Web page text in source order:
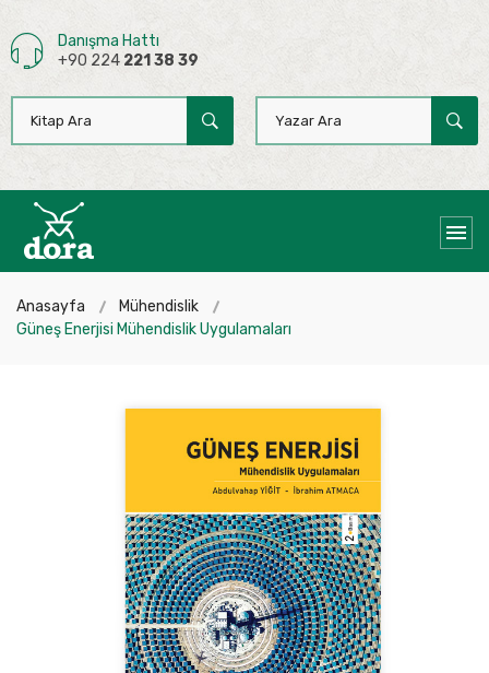
Danışma Hattı
+90 224 221 38 39
Anasayfa
Mühendislik
Güneş Enerjisi Mühendislik Uygulamaları